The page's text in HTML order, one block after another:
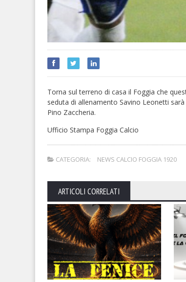
Torna sul terreno di casa il Foggia che
seduta di allenamento Savino Leonetti
Pino Zaccheria.
Ufficio Stampa Foggia Calcio
CATEGORIA: NEWS CALCIO FOGGIA 1920
ARTICOLI CORRELATI